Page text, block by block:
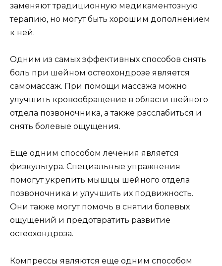
заменяют традиционную медикаментозную
терапию, но могут быть хорошим дополнением
к ней.
Одним из самых эффективных способов снять
боль при шейном остеохондрозе является
самомассаж. При помощи массажа можно
улучшить кровообращение в области шейного
отдела позвоночника, а также расслабиться и
снять болевые ощущения.
Еще одним способом лечения является
физкультура. Специальные упражнения
помогут укрепить мышцы шейного отдела
позвоночника и улучшить их подвижность.
Они также могут помочь в снятии болевых
ощущений и предотвратить развитие
остеохондроза.
Компрессы являются еще одним способом